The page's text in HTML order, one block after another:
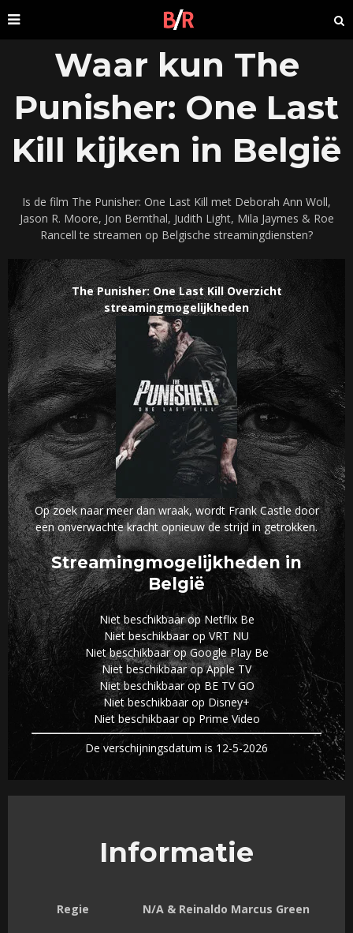
Waar kun The
Punisher: One Last
Kill kijken in België
Is de film The Punisher: One Last Kill met Deborah Ann Woll,
Jason R. Moore, Jon Bernthal, Judith Light, Mila Jaymes & Roe
Rancell te streamen op Belgische streamingdiensten?
The Punisher: One Last Kill Overzicht
streamingmogelijkheden
Op zoek naar meer dan wraak, wordt Frank Castle door
een onverwachte kracht opnieuw de strijd in getrokken.
Streamingmogelijkheden in
België
Niet beschikbaar op Netflix Be
Niet beschikbaar op VRT NU
Niet beschikbaar op Google Play Be
Niet beschikbaar op Apple TV
Niet beschikbaar op BE TV GO
Niet beschikbaar op Disney+
Niet beschikbaar op Prime Video
De verschijningsdatum is 12-5-2026
Informatie
Regie N/A & Reinaldo Marcus Green